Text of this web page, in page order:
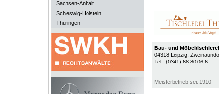
Sachsen-Anhalt
Schleswig-Holstein
Thüringen
Bau- und
04318 Leipzig,
Tel.: (0341) 68 80 06 6
Meisterbetrieb seit 1910